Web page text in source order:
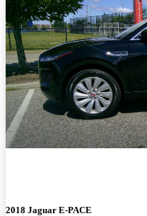
2018 Jaguar E-PACE